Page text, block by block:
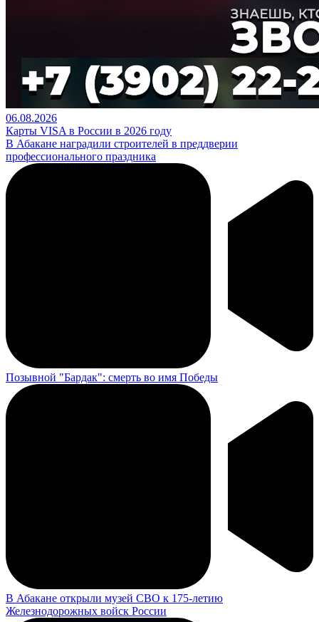
06.08.2026
Карты VISA в России в 2026 году
В Абакане наградили строителей в преддверии
профессионального праздника
Позывной "Бардак": смерть во имя Победы
В Абакане открыли музей СВО к 175-летию
Железнодорожных войск России